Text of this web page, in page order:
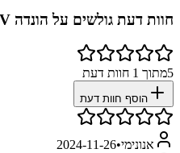
חוות דעת גולשים על הונדה CR-V
5מתוך 1 חוות דעת
הוסף חוות דעת
אנונימי•
2024-11-26